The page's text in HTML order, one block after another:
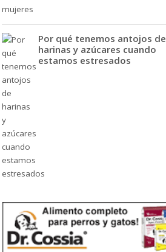
Por qué tenemos antojos de
harinas y azúcares cuando
estamos estresados